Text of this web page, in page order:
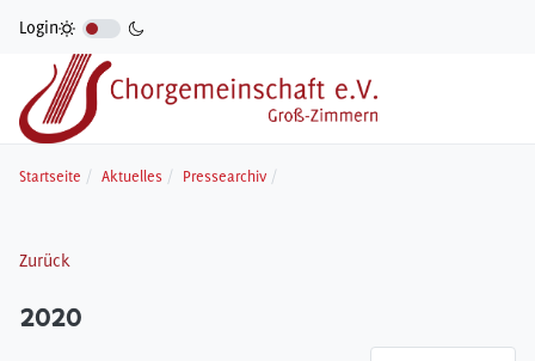
Login
Startseite Aktuelles Pressearchiv
Zurück
2020